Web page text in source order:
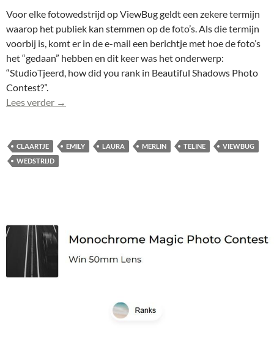
Voor elke fotowedstrijd op ViewBug geldt een zekere termijn
waarop het publiek kan stemmen op de foto’s. Als die termijn
voorbij is, komt er in de e-mail een berichtje met hoe de foto’s
het “gedaan” hebben en dit keer was het onderwerp:
“StudioTjeerd, how did you rank in Beautiful Shadows Photo
Contest?”.
Lees verder Claartje (0301-bw) in top 10 bij publiek wedstrijd
→
CLAARTJE EMILY LAURA MERLIN TELINE
VIEWBUG
WEDSTRIJD